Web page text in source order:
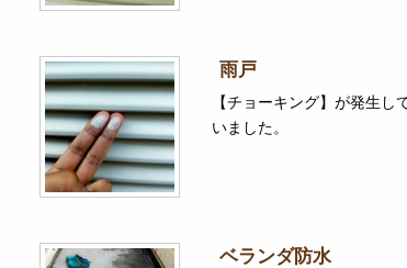
雨戸
【チョーキング】が発生し
いました。
ベランダ防水